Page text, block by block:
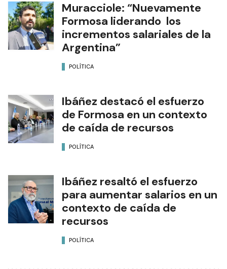
Muracciole: “Nuevamente
Formosa liderando los
incrementos salariales de la
Argentina”
POLÍTICA
Ibáñez destacó el esfuerzo
de Formosa en un contexto
de caída de recursos
POLÍTICA
Ibáñez resaltó el esfuerzo
para aumentar salarios en un
contexto de caída de
recursos
POLÍTICA